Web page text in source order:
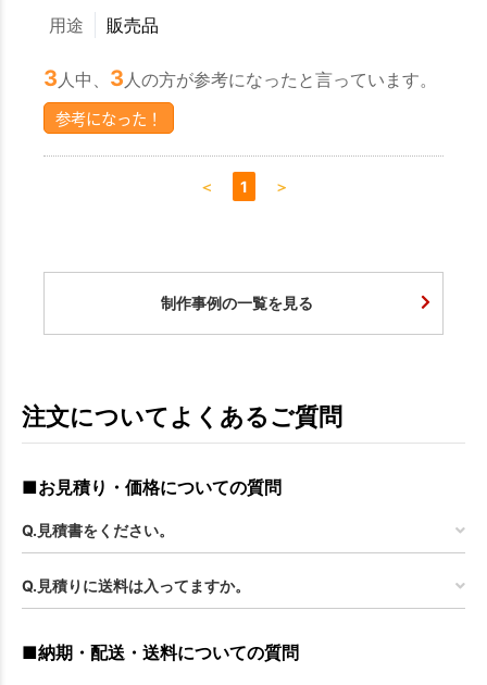
用途 販売品
3 人中、 3 人の方が参考になったと言っています。
参考になった！
＜ 1 ＞
制作事例の一覧を見る
注文についてよくあるご質問
■お見積り・価格についての質問
Q.見積書をください。
Q.見積りに送料は入ってますか。
■納期・配送・送料についての質問